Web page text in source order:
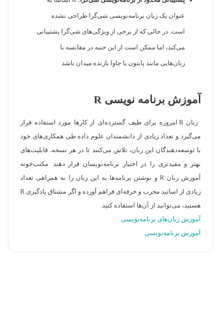
عنوان یک زبان برنامه‌نویسی شی‌گرا طراحی نشده
است. در حالی که از برخی از ویژگی‌های شی‌گرا پشتیبانی
می‌کند، اما ممکن است از این جنبه در مقایسه با
زبان‌هایی مانند پایتون یا جاوا بازنده میدان باشد.
آموزش برنامه نویسی R
زبان R امروزه برای طیف گسترده‌ای از کارها مورد استفاده قرار
می‌گیرد و تعداد زیادی از دانشمندان علوم داده طی همکاری‌های خود
با توسعه‌دهندگان این زبان، تلاش می‌کنند تا در هر نسخه، قابلیت‌های
بهتر و مفید‌تری را در اختیار برنامه‌نویسان قرار دهند. مکتب‌خونه
آموزش زبان R و نوشتن برنامه‌ها به این زبان را به همراهی تعداد
زیادی از اساتید مجرب و حرفه‌ای فراهم آورده و اگر مشتاق یادگیری R
هستید، می‌توانید از آن‌ها استفاده کنید.
آموزش زبان‌های برنامه‌نویسی
آموزش برنامه‌نویسی